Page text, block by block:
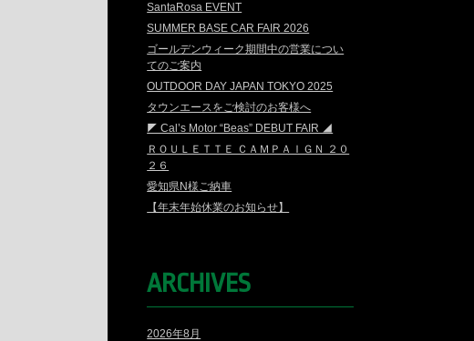
SantaRosa EVENT
SUMMER BASE CAR FAIR 2026
ゴールデンウィーク期間中の営業につい
てのご案内
OUTDOOR DAY JAPAN TOKYO 2025
タウンエースをご検討のお客様へ
◤ Cal’s Motor “Beas” DEBUT FAIR ◢
ＲＯＵＬＥＴＴＥ ＣＡＭＰＡＩＧＮ ２０
２６
愛知県N様ご納車
【年末年始休業のお知らせ】
ARCHIVES
2026年8月